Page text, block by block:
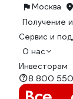
Москва
Получение
Сервис и
О нас
Инвесторам
8 800